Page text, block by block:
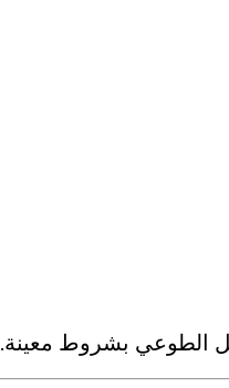
الطوعي بشروط معينة.